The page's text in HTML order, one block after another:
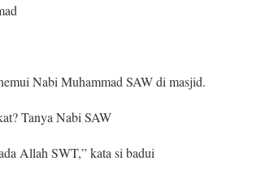
Nabi Muhammad SAW di masjid.
Tanya Nabi SAW
Allah SWT,” kata si badui